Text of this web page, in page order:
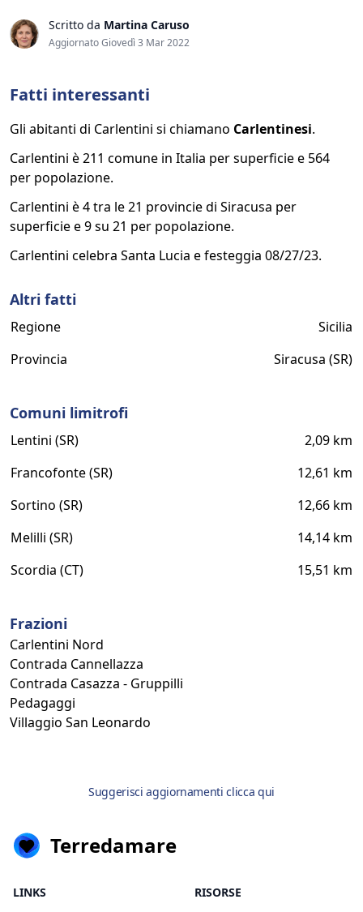
Scritto da Martina Caruso
Aggiornato Giovedì 3 Mar 2022
Fatti interessanti
Gli abitanti di Carlentini si chiamano Carlentinesi.
Carlentini è 211 comune in Italia per superficie e 564
per popolazione.
Carlentini è 4 tra le 21 provincie di Siracusa per
superficie e 9 su 21 per popolazione.
Carlentini celebra Santa Lucia e festeggia 08/27/23.
Altri fatti
Regione
Sicilia
Provincia
Siracusa (SR)
Comuni limitrofi
Lentini (SR)
2,09 km
Francofonte (SR)
12,61 km
Sortino (SR)
12,66 km
Melilli (SR)
14,14 km
Scordia (CT)
15,51 km
Frazioni
Carlentini Nord
Contrada Cannellazza
Contrada Casazza - Gruppilli
Pedagaggi
Villaggio San Leonardo
Suggerisci aggiornamenti clicca qui
Terredamare
LINKS RISORSE